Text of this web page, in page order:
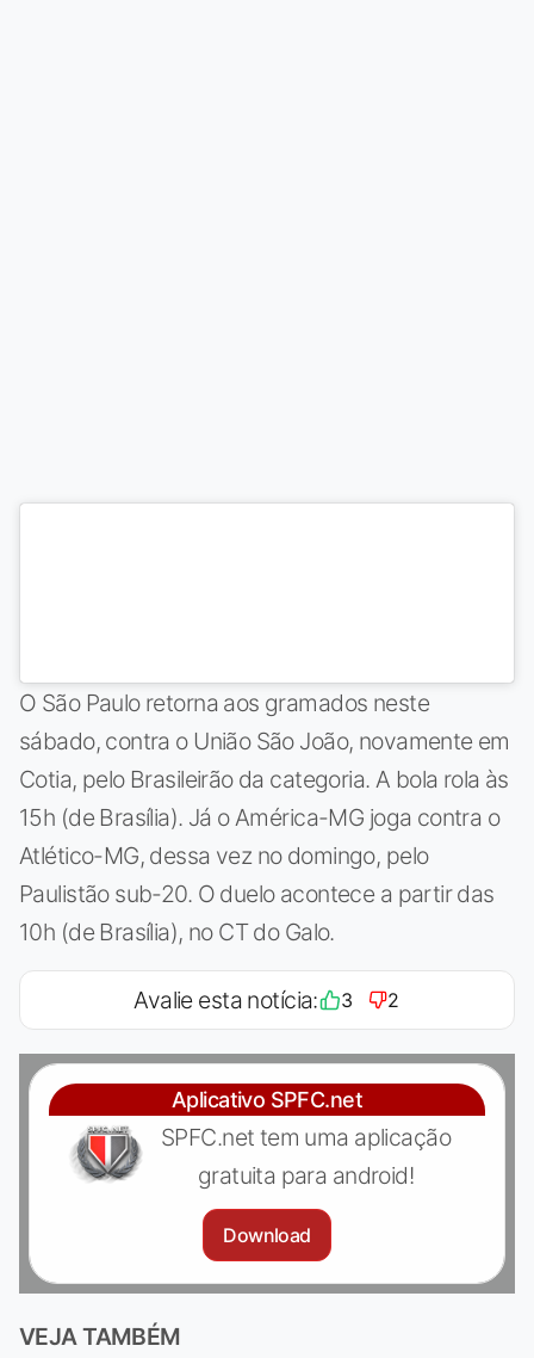
O São Paulo retorna aos gramados neste
sábado, contra o União São João, novamente em
Cotia, pelo Brasileirão da categoria. A bola rola às
15h (de Brasília). Já o América-MG joga contra o
Atlético-MG, dessa vez no domingo, pelo
Paulistão sub-20. O duelo acontece a partir das
10h (de Brasília), no CT do Galo.
Avalie esta notícia: 3 2
Aplicativo SPFC.net
SPFC.net tem uma aplicação
gratuita para android!
Download
VEJA TAMBÉM